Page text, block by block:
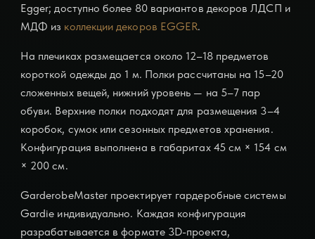
Egger; доступно более 80 вариантов декоров ЛДСП и
МДФ из коллекции декоров EGGER.
На плечиках размещается около 12–18 предметов
короткой одежды до 1 м. Полки рассчитаны на 15–20
сложенных вещей, нижний уровень — на 5–7 пар
обуви. Верхние полки подходят для размещения 3–4
коробок, сумок или сезонных предметов хранения.
Конфигурация выполнена в габаритах 45 см × 154 см
× 200 см.
GarderobeMaster проектирует гардеробные системы
Gardie индивидуально. Каждая конфигурация
разрабатывается в формате 3D-проекта,